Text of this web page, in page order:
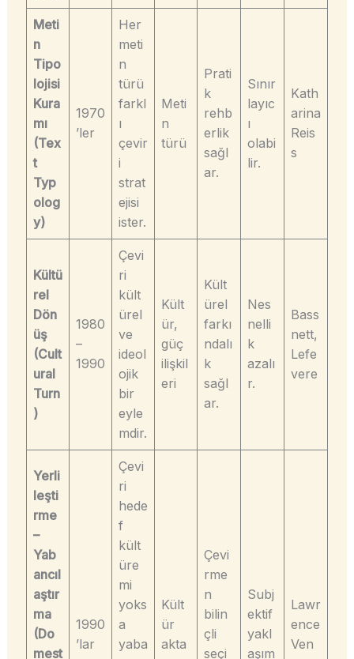
Meti
n
Tipo
lojisi
Kura
mı
(Tex
t
Typ
olog
y)
1970
’ler
Her
meti
n
türü
farkl
ı
çevir
i
strat
ejisi
ister.
Meti
n
türü
Prati
k
rehb
erlik
sağl
ar.
Sınır
layıc
ı
olabi
lir.
Kath
arina
Reis
s
Kültü
rel
Dön
üş
(Cult
ural
Turn
)
1980
–
1990
Çevi
ri
kült
ürel
ve
ideol
ojik
bir
eyle
mdir.
Kült
ür,
güç
ilişkil
eri
Kült
ürel
farkı
ndalı
k
sağl
ar.
Nes
nelli
k
azalı
r.
Bass
nett,
Lefe
vere
Yerli
leşti
rme
–
Yab
ancıl
aştır
ma
(Do
mest
1990
’lar
Çevi
ri
hede
f
kült
üre
mi
yoks
a
yaba
Kült
ür
akta
Çevi
rme
n
bilin
çli
seçi
Subj
ektif
yakl
aşım
Lawr
ence
Ven